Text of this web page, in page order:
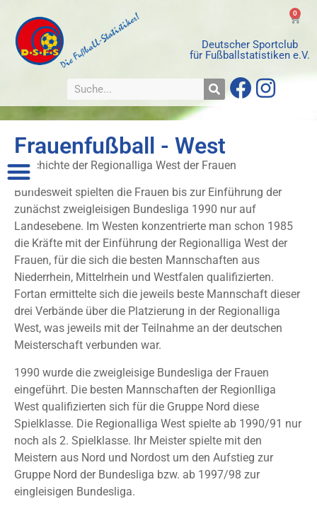
Deutscher Sportclub
für Fußballstatistiken e.V.
0
Frauenfußball - West
Geschichte der Regionalliga West der Frauen
Bundesweit spielten die Frauen bis zur Einführung der
zunächst zweigleisigen Bundesliga 1990 nur auf
Landesebene. Im Westen konzentrierte man schon 1985
die Kräfte mit der Einführung der Regionalliga West der
Frauen, für die sich die besten Mannschaften aus
Niederrhein, Mittelrhein und Westfalen qualifizierten.
Fortan ermittelte sich die jeweils beste Mannschaft dieser
drei Verbände über die Platzierung in der Regionalliga
West, was jeweils mit der Teilnahme an der deutschen
Meisterschaft verbunden war.
1990 wurde die zweigleisige Bundesliga der Frauen
eingeführt. Die besten Mannschaften der Regionlliga
West qualifizierten sich für die Gruppe Nord diese
Spielklasse. Die Regionalliga West spielte ab 1990/91 nur
noch als 2. Spielklasse. Ihr Meister spielte mit den
Meistern aus Nord und Nordost um den Aufstieg zur
Gruppe Nord der Bundesliga bzw. ab 1997/98 zur
eingleisigen Bundesliga.